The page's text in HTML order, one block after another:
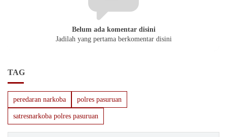
Belum ada komentar disini
Jadilah yang pertama berkomentar disini
TAG
peredaran narkoba polres pasuruan
satresnarkoba polres pasuruan